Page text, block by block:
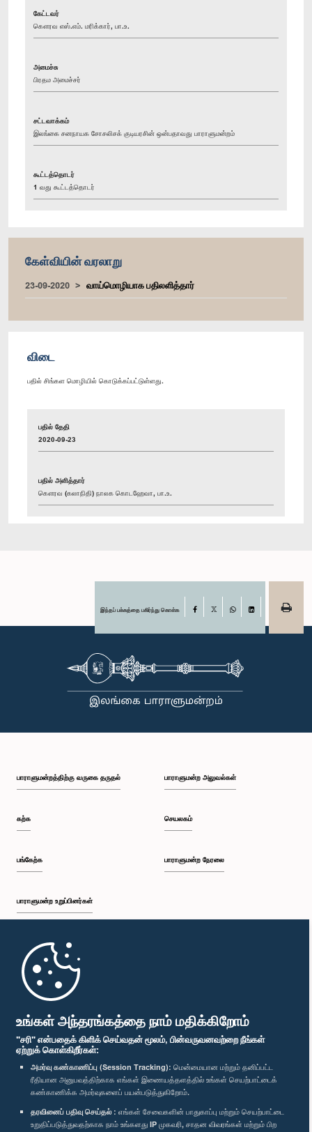
உங்கள் அந்தரங்கத்தை நாம் மதிக்கிறோம்
"சரி" என்பதைக் கிளிக் செய்வதன் மூலம், பின்வருவனவற்றை நீங்கள்
ஏற்றுக் கொள்கிறீர்கள்:
அமர்வு கண்காணிப்பு (Session Tracking): மென்மையான மற்றும் தனிப்பட்ட
ரீதியான அனுபவத்திற்காக எங்கள் இணையத்தளத்தில் உங்கள் செயற்பாட்டைக்
கண்காணிக்க அமர்வுகளைப் பயன்படுத்துகிறோம்.
தரவினைப் பதிவு செய்தல் : எங்கள் சேவைகளின் பாதுகாப்பு மற்றும் செயற்பாட்டை
உறுதிப்படுத்துவதற்காக நாம் உங்களது IP முகவரி, சாதன விவரங்கள் மற்றும் பிற
கேட்டவர்
கௌரவ எஸ்.எம். மரிக்கார், பா.உ.
அமைச்சு
பிரதம அமைச்சர்
சட்டவாக்கம்
இலங்கை சனநாயக சோசலிசக் குடியரசின் ஒன்பதாவது பாராளுமன்றம்
கூட்டத்தொடர்
1 வது கூட்டத்தொடர்
கேள்வியின் வரலாறு
23-09-2020 வாய்மொழியாக பதிலளித்தார்
விடை
பதில் சிங்கள மொழியில் கொடுக்கப்பட்டுள்ளது.
பதில் தேதி
2020-09-23
பதில் அளித்தார்
கௌரவ (கலாநிதி) நாலக கொடஹேவா, பா.உ.
இந்தப் பக்கத்தை பகிர்ந்து கொள்க Facebook
பாராளுமன்றத்திற்கு வருகை தருதல்
கற்க
பங்கேற்க
பாராளுமன்ற உறுப்பினர்கள்
முதற்பக்கம்
பாராளுமன்ற அலுவல்கள்
செயலகம்
பாராளுமன்ற நேரலை
பாராளுமன்ற கையடக்க செயலி
எம்மை பின்தொடர்க :
விருதுகள்